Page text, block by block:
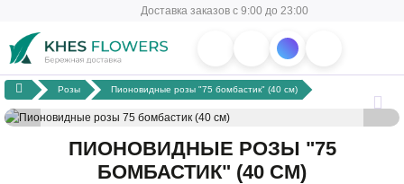
Доставка заказов с 9:00 до 23:00
Розы Пионовидные розы "75 бомбастик" (40 см)
ПИОНОВИДНЫЕ РОЗЫ "75
БОМБАСТИК" (40 СМ)